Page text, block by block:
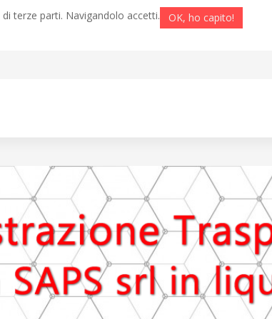
terze parti. Navigandolo accetti. OK, ho capito!